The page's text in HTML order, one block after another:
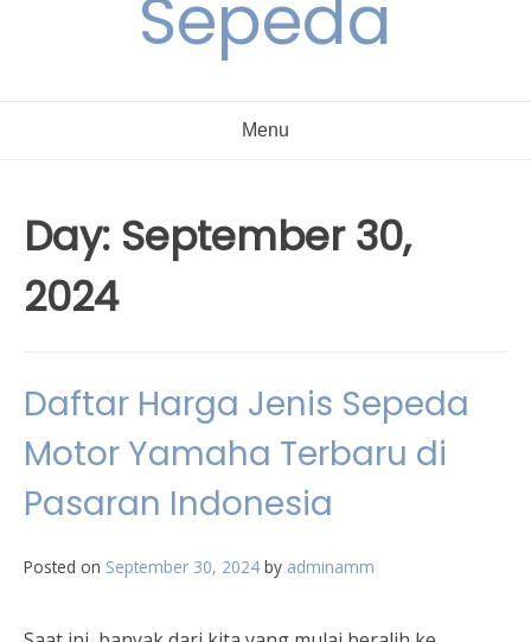
Sepeda
Menu
Day: September 30,
2024
Daftar Harga Jenis Sepeda
Motor Yamaha Terbaru di
Pasaran Indonesia
Posted on September 30, 2024 by adminamm